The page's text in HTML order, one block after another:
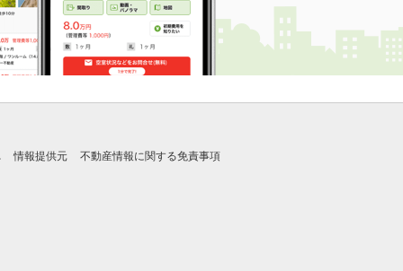
情報提供元 不動産情報に関する免責事項